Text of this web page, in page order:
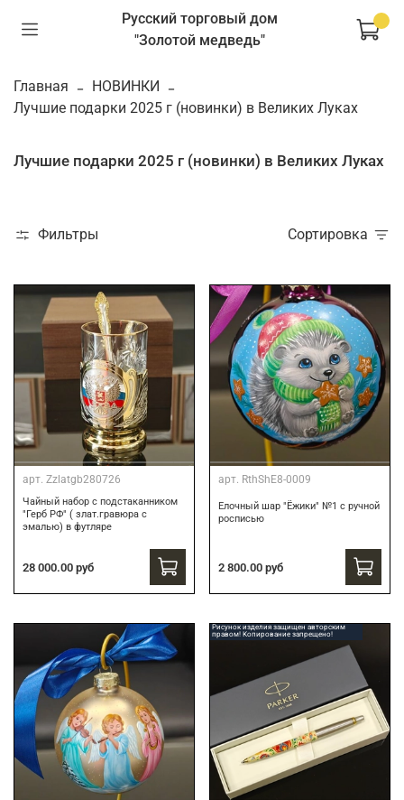
Русский торговый дом
"Золотой медведь"
Главная
НОВИНКИ
Лучшие подарки 2025 г (новинки) в Великих Луках
Лучшие подарки 2025 г (новинки) в Великих Луках
Фильтры Сортировка
арт. Zzlatgb280726
Чайный набор с подстаканником
"Герб РФ" ( злат.гравюра с
эмалью) в футляре
28 000.00 руб
арт. RthShE8-0009
Елочный шар "Ёжики" №1 с ручной
росписью
2 800.00 руб
Рисунок изделия защищен авторским
правом! Копирование запрещено!